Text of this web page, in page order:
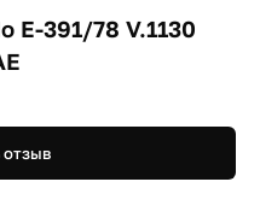
E-391/78 V.1130
отзыв